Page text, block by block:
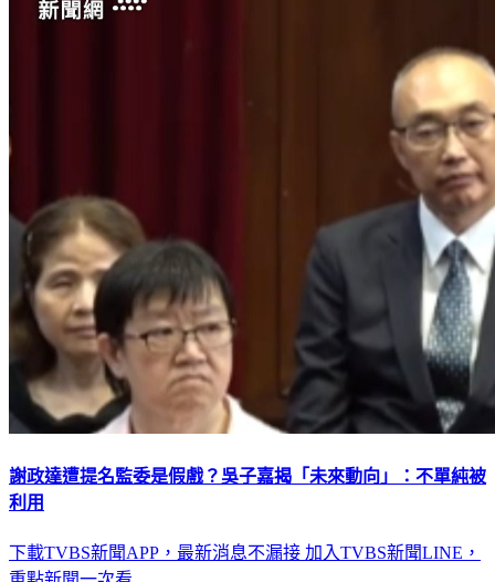
利用
重點新聞一次看